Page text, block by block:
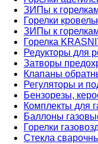
ЗИПы к
Горелки
ЗИПы к
Горелка
Редукторы для
Затворы
Клапаны
Регуляторы и
Бензорезы,
Комплекты для
Баллоны
Горелки
Стекла